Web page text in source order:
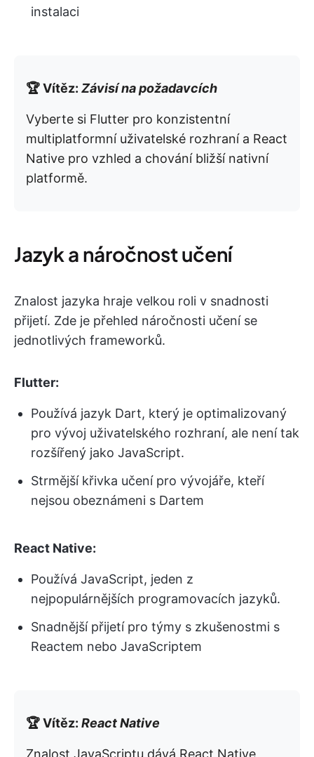
instalaci
🏆 Vítěz: Závisí na požadavcích
Vyberte si Flutter pro konzistentní
multiplatformní uživatelské rozhraní a React
Native pro vzhled a chování bližší nativní
platformě.
Jazyk a náročnost učení
Znalost jazyka hraje velkou roli v snadnosti
přijetí. Zde je přehled náročnosti učení se
jednotlivých frameworků.
Flutter:
Používá jazyk Dart, který je optimalizovaný
pro vývoj uživatelského rozhraní, ale není tak
rozšířený jako JavaScript.
Strmější křivka učení pro vývojáře, kteří
nejsou obeznámeni s Dartem
React Native:
Používá JavaScript, jeden z
nejpopulárnějších programovacích jazyků.
Snadnější přijetí pro týmy s zkušenostmi s
Reactem nebo JavaScriptem
🏆 Vítěz: React Native
Znalost JavaScriptu dává React Native